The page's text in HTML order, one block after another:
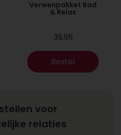
Verwenpakket Bad
& Relax
39,95
Bestel
voor
relaties